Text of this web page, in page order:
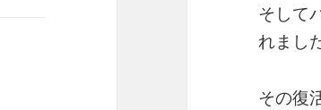
そして
れまし
その復